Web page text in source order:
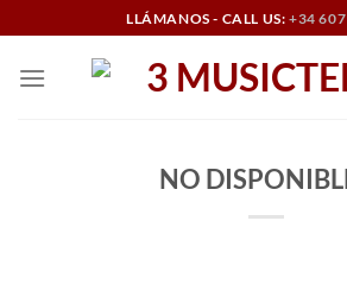
al
contenido
LLÁMANOS - CALL US: +34
NO